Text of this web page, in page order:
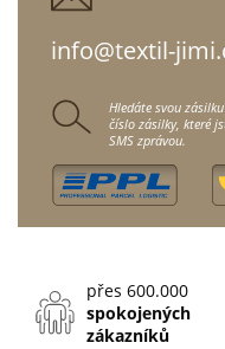
info@textil-
Hledáte svou
číslo zásilky, které
SMS zprávou.
přes 600.000
spokojených
zákazníků